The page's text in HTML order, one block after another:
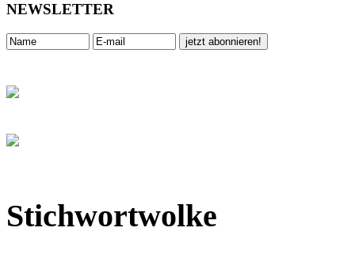
NEWSLETTER
Stichwortwolke